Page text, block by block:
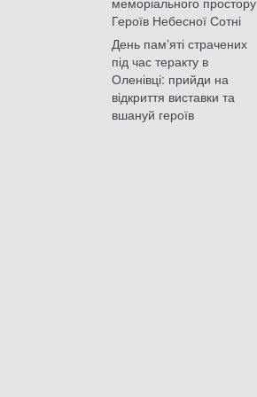
Героїв Небесної Сотні
День памʼяті страчених
під час теракту в
Оленівці: прийди на
відкриття виставки та
вшануй героїв